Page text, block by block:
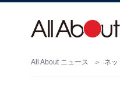
All About ニュース ネッ